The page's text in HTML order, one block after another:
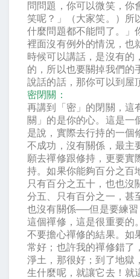
問問題，你可以微笑，你
笑呢？」（大家笑。）所
什麼問題都不能問了。」
裡面沒有例外的情況，也
時候可以講話，是沒有的
的，所以也要關掉我們的
說話的話，那你可以到屋
密閉關：
再講到「密」的閉關，這
關」的是你的心。這是一
是說，實際去行持的一個
不成功，沒有關係，最主
願去禪修跟修持，更要實
持。如果你能夠百分之百
只有百分之五十，也也沒
分五、只有百分之一，甚
也沒有關係──但是要練
這個禪修，這是很重要的
不要擔心禪修的結果。如
常好；也許我的禪修錯了
淨土，那很好；到了地獄
生什麼呢，就讓它去！就